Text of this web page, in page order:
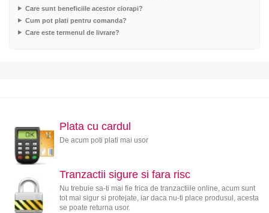
Care sunt beneficiile acestor ciorapi?
Cum pot plati pentru comanda?
Care este termenul de livrare?
Plata cu cardul
De acum poti plati mai usor
Tranzactii sigure si fara risc
Nu trebuie sa-ti mai fie frica de tranzactiile online, acum sunt
tot mai sigur si protejate, iar daca nu-ti place produsul, acesta
se poate returna usor.